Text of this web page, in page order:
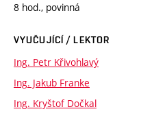
8 hod., povinná
VYUČUJÍCÍ / LEKTOR
Ing. Petr Křivohlavý
Ing. Jakub Franke
Ing. Kryštof Dočkal